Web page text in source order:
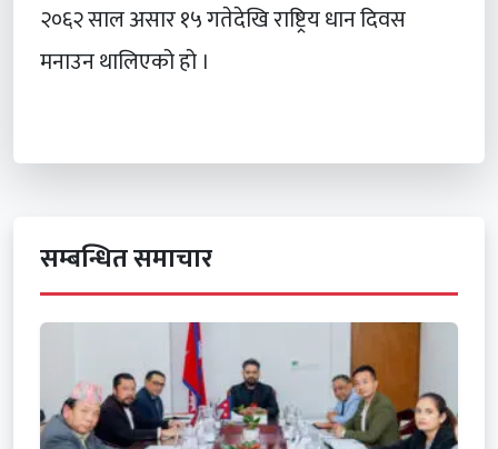
२०६२ साल असार १५ गतेदेखि राष्ट्रिय धान दिवस
मनाउन थालिएको हो ।
सम्बन्धित समाचार